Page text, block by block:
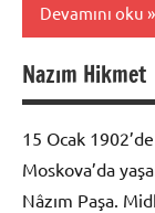
Devamını oku
Biyografi
Nazım Hikmet
15 Ocak
Moskova’da
Nâzım Paşa.